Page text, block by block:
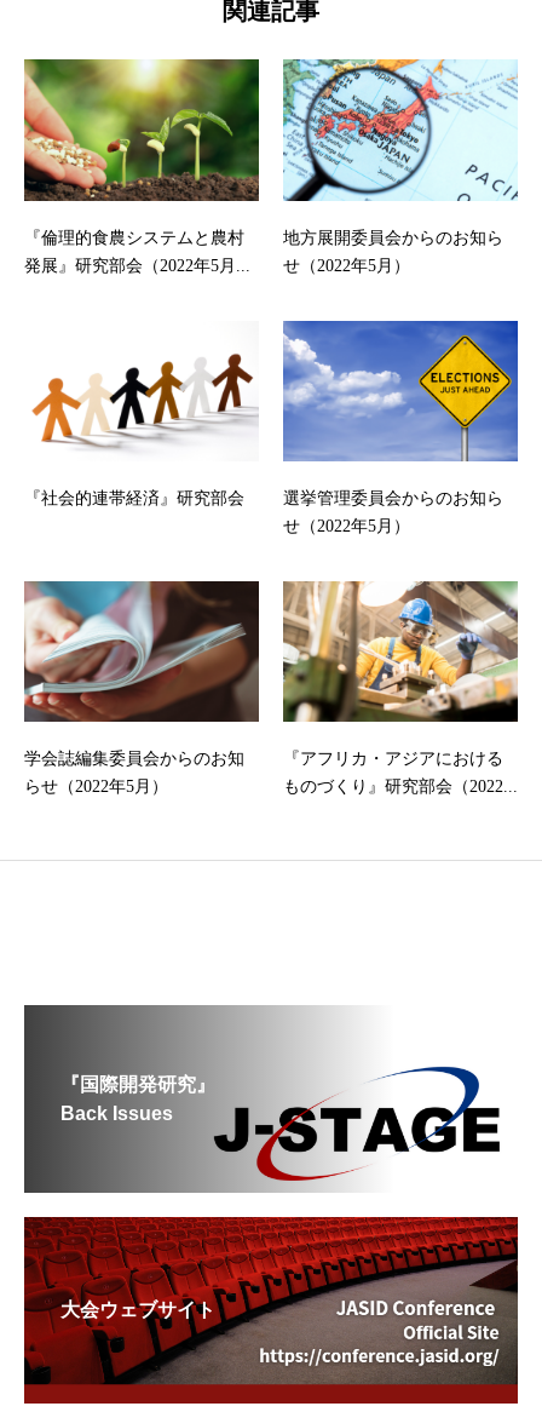
関連記事
『倫理的食農システムと農村
発展』研究部会（2022年5月...
地方展開委員会からのお知ら
せ（2022年5月）
『社会的連帯経済』研究部会
選挙管理委員会からのお知ら
せ（2022年5月）
学会誌編集委員会からのお知
らせ（2022年5月）
『アフリカ・アジアにおける
ものづくり』研究部会（2022...
『国際開発研究』
Back Issues
大会ウェブサイト